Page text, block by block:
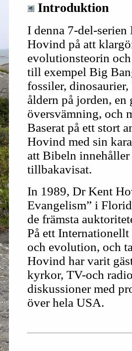
Introduktion
I denna 7-del-serien
Hovind på att
evolutionsteorin
till exempel Big
fossiler,
åldern på jorden, en
översvämning, och
Baserat på ett stort
Hovind med sin
att Bibeln
tillbakavisat.
In 1989, Dr Kent
Evangelism” i
de främsta
På ett
och evolution, och
Hovind har varit
kyrkor, TV-och
diskussioner med
över hela USA.